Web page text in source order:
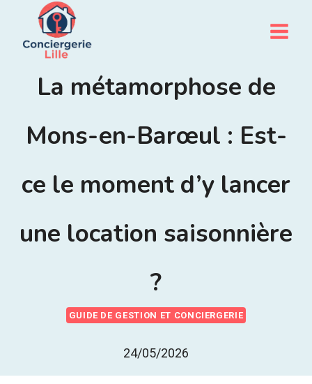
contenu
La métamorphose de
Mons-en-Barœul : Est-
ce le moment d’y lancer
une location saisonnière
?
GUIDE DE GESTION ET CONCIERGERIE
24/05/2026